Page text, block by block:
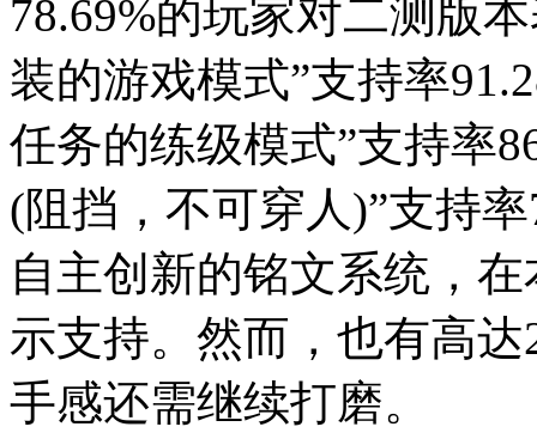
78.69%的玩家对二测版
装的游戏模式”支持率
任务的练级模式”支持率
(阻挡，不可穿人)”支持
自主创新的铭文系统，
示支持。然而，也有高
手感还需继续打磨。